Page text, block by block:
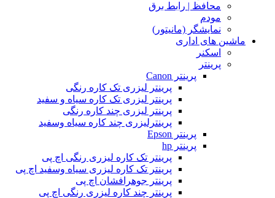
محافظ | رابط برق
مودم
نمایشگر (مانیتور)
ماشین های اداری
اسکنر
پرینتر
پرینتر Canon
پرینتر لیزری تک کاره رنگی
پرینتر لیزری تک کاره سیاه و سفید
پرینتر لیزری چند کاره رنگی
پرینترلیزری چند کاره سیاه وسفید
پرینتر Epson
پرینتر hp
پرینتر تک کاره لیزری رنگی اچ پی
پرینتر تک کاره لیزری سیاه وسفید اچ پی
پرینتر جوهرافشان اچ پی
پرینتر چند کاره لیزری رنگی اچ پی